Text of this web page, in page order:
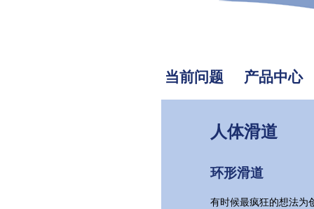
当前问题 产品中心
人体滑道
环形滑道
有时候最疯狂的想法为